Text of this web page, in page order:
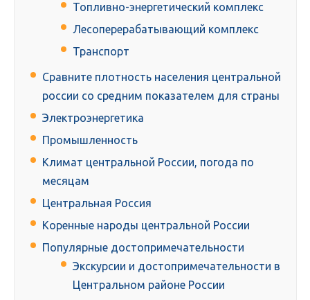
Топливно-энергетический комплекс
Лесоперерабатывающий комплекс
Транспорт
Сравните плотность населения центральной
россии со средним показателем для страны
Электроэнергетика
Промышленность
Климат центральной России, погода по
месяцам
Центральная Россия
Коренные народы центральной России
Популярные достопримечательности
Экскурсии и достопримечательности в
Центральном районе России